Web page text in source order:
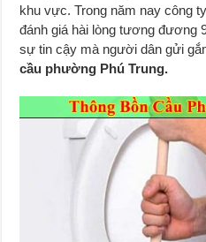
khu vực. Trong năm nay công
đánh giá hài lòng tương đương
sự tin cậy mà người dân gửi
cầu phường Phú Trung.